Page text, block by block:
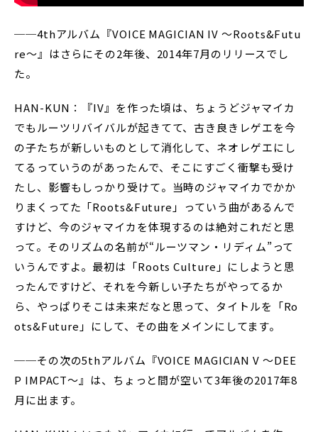
──4thアルバム『VOICE MAGICIAN IV 〜Roots&Futu
re〜』はさらにその2年後、2014年7月のリリースでし
た。
HAN-KUN：『IV』を作った頃は、ちょうどジャマイカ
でもルーツリバイバルが起きてて、古き良きレゲエを今
の子たちが新しいものとして消化して、ネオレゲエにし
てるっていうのがあったんで、そこにすごく衝撃も受け
たし、影響もしっかり受けて。当時のジャマイカでかか
りまくってた「Roots&Future」っていう曲があるんで
すけど、今のジャマイカを体現するのは絶対これだと思
って。そのリズムの名前が“ルーツマン・リディム”って
いうんですよ。最初は「Roots Culture」にしようと思
ったんですけど、それを今新しい子たちがやってるか
ら、やっぱりそこは未来だなと思って、タイトルを「Ro
ots&Future」にして、その曲をメインにしてます。
──その次の5thアルバム『VOICE MAGICIAN V 〜DEE
P IMPACT〜』は、ちょっと間が空いて3年後の2017年8
月に出ます。